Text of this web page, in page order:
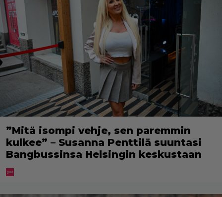
”Mitä isompi vehje, sen paremmin
kulkee” – Susanna Penttilä suuntasi
Bangbussinsa Helsingin keskustaan